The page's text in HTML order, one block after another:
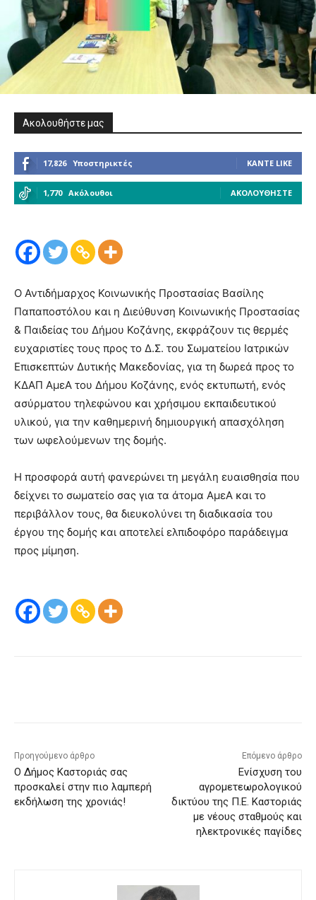
Ακολουθήστε μας
17,826 Υποστηρικτές ΚΆΝΤΕ LIKE
1,770 Ακόλουθοι ΑΚΟΛΟΥΘΉΣΤΕ
Ο Αντιδήμαρχος Κοινωνικής Προστασίας Βασίλης
Παπαποστόλου και η Διεύθυνση Κοινωνικής Προστασίας
& Παιδείας του Δήμου Κοζάνης, εκφράζουν τις θερμές
ευχαριστίες τους προς το Δ.Σ. του Σωματείου Ιατρικών
Επισκεπτών Δυτικής Μακεδονίας, για τη δωρεά προς το
ΚΔΑΠ ΑμεΑ του Δήμου Κοζάνης, ενός εκτυπωτή, ενός
ασύρματου τηλεφώνου και χρήσιμου εκπαιδευτικού
υλικού, για την καθημερινή δημιουργική απασχόληση
των ωφελούμενων της δομής.
Η προσφορά αυτή φανερώνει τη μεγάλη ευαισθησία που
δείχνει το σωματείο σας για τα άτομα ΑμεΑ και το
περιβάλλον τους, θα διευκολύνει τη διαδικασία του
έργου της δομής και αποτελεί ελπιδοφόρο παράδειγμα
προς μίμηση.
Προηγούμενο άρθρο
Ο Δήμος Καστοριάς σας
προσκαλεί στην πιο λαμπερή
εκδήλωση της χρονιάς!
Επόμενο άρθρο
Ενίσχυση του
αγρομετεωρολογικού
δικτύου της Π.Ε. Καστοριάς
με νέους σταθμούς και
ηλεκτρονικές παγίδες